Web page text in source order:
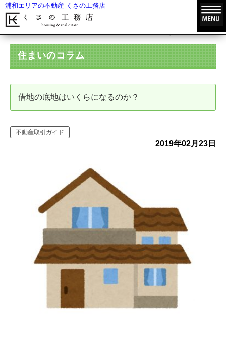
浦和エリアの不動産 くさの工務店
借地の底地はいくらになるのか？
住まいのコラム
借地の底地はいくらになるのか？
不動産取引ガイド
2019年02月23日